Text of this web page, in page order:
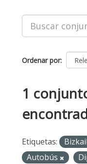
Ordenar por
1
Etiquetas:
Autobús